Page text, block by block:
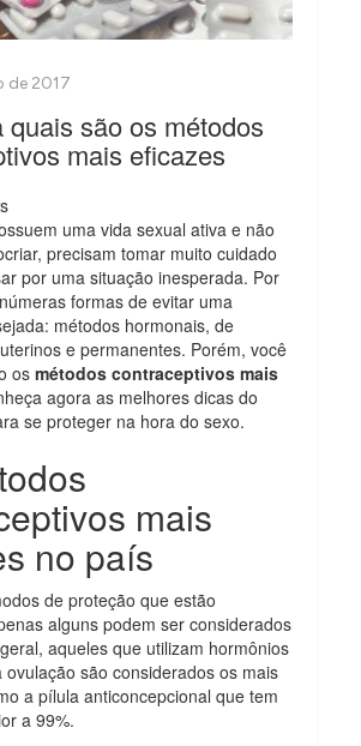
quais são os métodos
mais eficazes
uma vida sexual ativa e não
precisam tomar muito cuidado
por uma situação inesperada. Por
formas de evitar uma
métodos hormonais, de
e permanentes. Porém, você
osmétodos contraceptivos mais
agora as melhores dicas do
se proteger na hora do sexo.
mais
no país
de proteção que estão
alguns podem ser considerados
aqueles que utilizam hormônios
ovulação são considerados os mais
a pílula anticoncepcional que tem
a 99%.